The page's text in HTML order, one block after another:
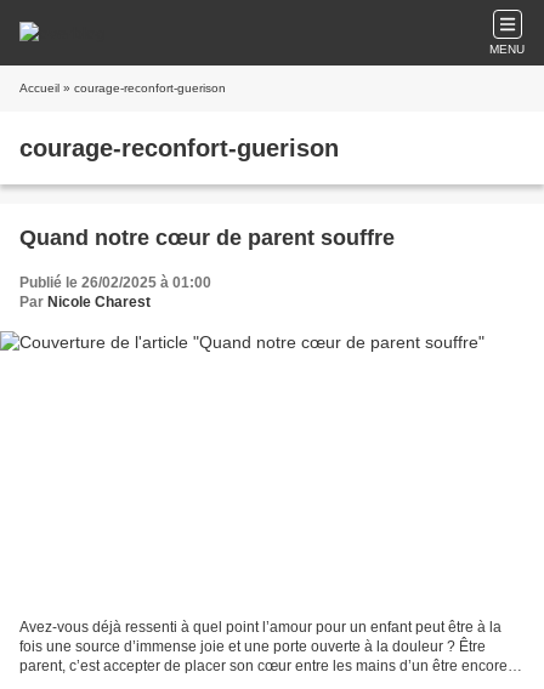
MENU
Accueil » courage-reconfort-guerison
courage-reconfort-guerison
Quand notre cœur de parent souffre
Publié le 26/02/2025 à 01:00
Par Nicole Charest
Avez-vous déjà ressenti à quel point l’amour pour un enfant peut être à la
fois une source d’immense joie et une porte ouverte à la douleur ? Être
parent, c’est accepter de placer son cœur entre les mains d’un être encore